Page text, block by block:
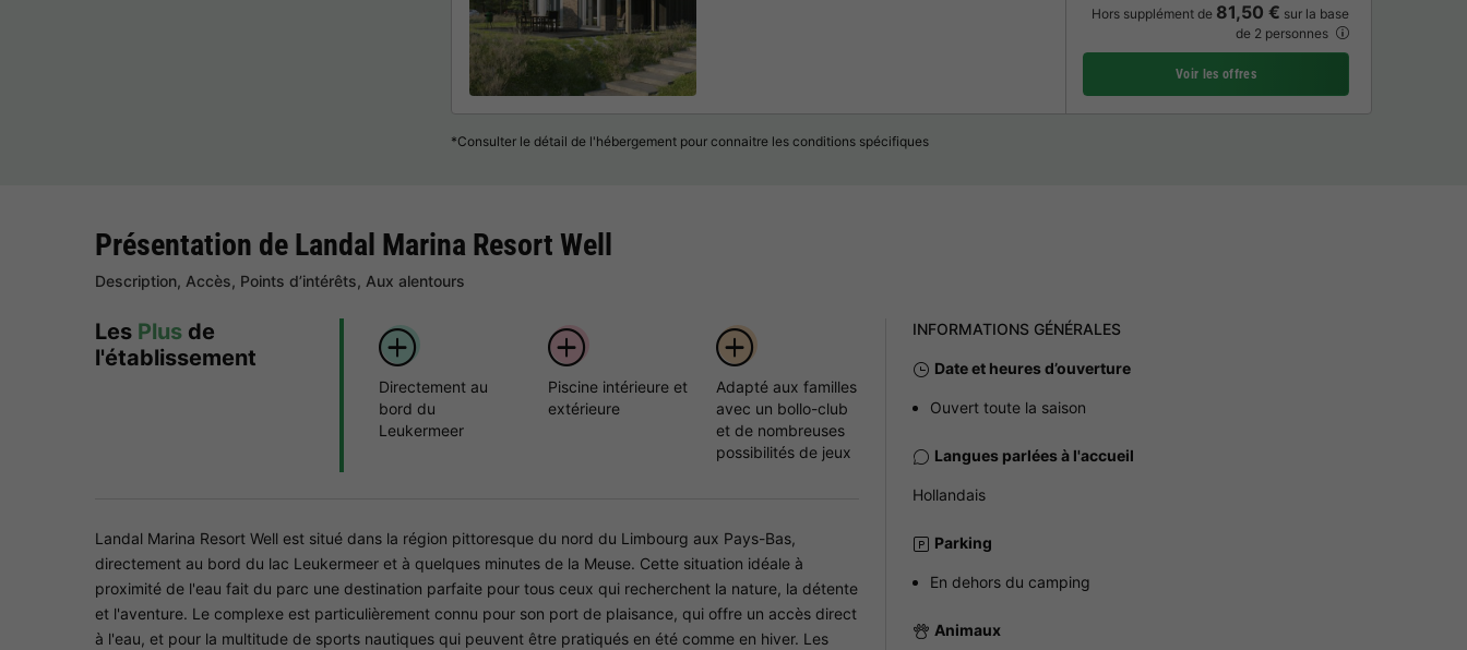
Hors supplément de 81,50 € sur la base
de 2 personnes
Voir les offres
*Consulter le détail de l'hébergement pour connaitre les conditions spécifiques
Présentation de Landal Marina Resort Well
Description, Accès, Points d’intérêts, Aux alentours
Les Plus de
l'établissement
Directement au
bord du
Leukermeer
Piscine intérieure et
extérieure
Adapté aux familles
avec un bollo-club
et de nombreuses
possibilités de jeux
Landal Marina Resort Well est situé dans la région pittoresque du nord du Limbourg aux Pays-Bas,
directement au bord du lac Leukermeer et à quelques minutes de la Meuse. Cette situation idéale à
proximité de l'eau fait du parc une destination parfaite pour tous ceux qui recherchent la nature, la détente
et l'aventure. Le complexe est particulièrement connu pour son port de plaisance, qui offre un accès direct
à l'eau, et pour la multitude de sports nautiques qui peuvent être pratiqués en été comme en hiver. Les
INFORMATIONS GÉNÉRALES
Date et heures d’ouverture
Ouvert toute la saison
Langues parlées à l'accueil
Hollandais
Parking
En dehors du camping
Animaux